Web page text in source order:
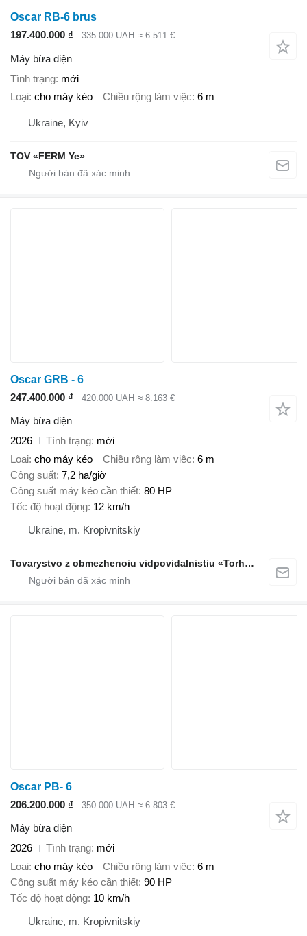
Oscar RB-6 brus
197.400.000 ₫
335.000 UAH ≈ 6.511 €
Máy bừa điện
Tình trạng mới
Loại cho máy kéo Chiều rộng làm việc 6 m
Ukraine, Kyiv
TOV «FERM Ye»
Oscar GRB - 6
247.400.000 ₫
420.000 UAH ≈ 8.163 €
Máy bừa điện
2026
Tình trạng mới
Loại cho máy kéo Chiều rộng làm việc 6 m
Công suất 7,2 ha/giờ
Công suất máy kéo cần thiết 80 HP
Tốc độ hoạt động 12 km/h
Ukraine, m. Kropivnitskiy
Tovarystvo z obmezhenoiu vidpovidalnistiu «Torhovyi Dim Ahro Partnery»
Oscar PB- 6
206.200.000 ₫
350.000 UAH ≈ 6.803 €
Máy bừa điện
2026
Tình trạng mới
Loại cho máy kéo Chiều rộng làm việc 6 m
Công suất máy kéo cần thiết 90 HP
Tốc độ hoạt động 10 km/h
Ukraine, m. Kropivnitskiy